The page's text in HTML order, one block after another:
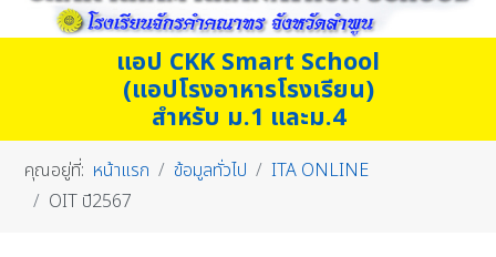
แอป CKK Smart School
(แอปโรงอาหารโรงเรียน)
สำหรับ ม.1 และม.4
คุณอยู่ที่: หน้าแรก ข้อมูลทั่วไป
ITA ONLINE
OIT ปี2567